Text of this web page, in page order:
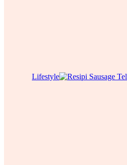
Lifestyle